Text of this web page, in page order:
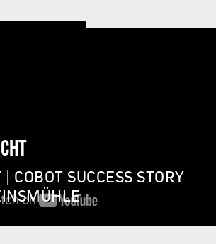
COBOT SUCCESS STORY